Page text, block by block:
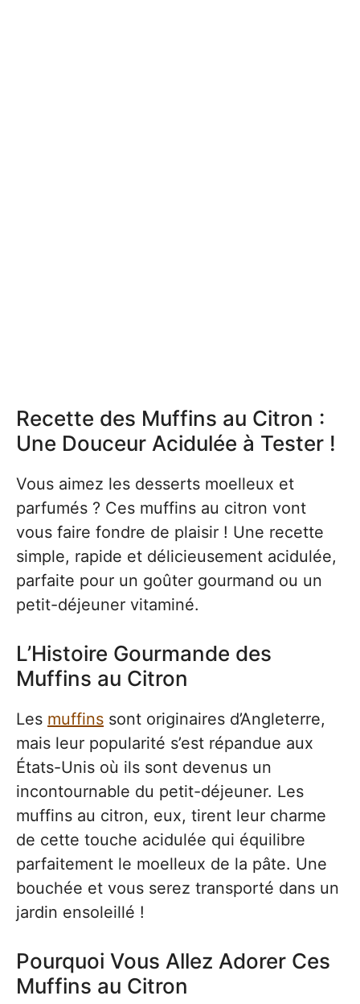
Recette des Muffins au Citron :
Une Douceur Acidulée à Tester !
Vous aimez les desserts moelleux et
parfumés ? Ces muffins au citron vont
vous faire fondre de plaisir ! Une recette
simple, rapide et délicieusement acidulée,
parfaite pour un goûter gourmand ou un
petit-déjeuner vitaminé.
L’Histoire Gourmande des
Muffins au Citron
Les muffins sont originaires d’Angleterre,
mais leur popularité s’est répandue aux
États-Unis où ils sont devenus un
incontournable du petit-déjeuner. Les
muffins au citron, eux, tirent leur charme
de cette touche acidulée qui équilibre
parfaitement le moelleux de la pâte. Une
bouchée et vous serez transporté dans un
jardin ensoleillé !
Pourquoi Vous Allez Adorer Ces
Muffins au Citron